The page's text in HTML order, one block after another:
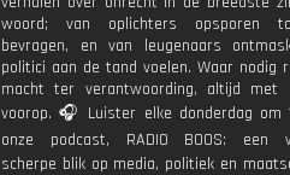
woord; van oplichters opsporen
bevragen, en van leugenaars
politici aan de tand voelen. Waar nodig
macht ter verantwoording, altijd met
voorop. 🎧 Luister elke donderdag om
onze podcast, RADIO BOOS: een
scherpe blik op media, politiek en